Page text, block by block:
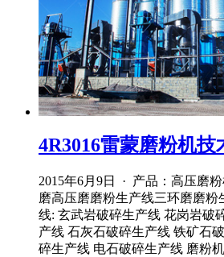
4R3016雷蒙磨粉机技
2015年6月9日 · 产品：高压磨
磨高压磨磨粉生产线三环磨磨粉
线: 玄武岩破碎生产线 花岗岩破
产线 石灰石破碎生产线 铁矿石
碎生产线 电石破碎生产线 磨粉